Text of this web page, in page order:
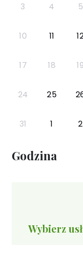
3 4 5
10 11
17 18 19
24 25
31 1 2
Godzina
Wybierz